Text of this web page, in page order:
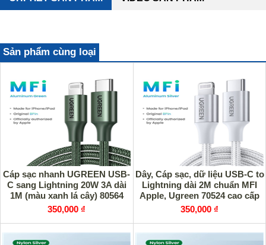
Sản phẩm cùng loại
Cáp sạc nhanh UGREEN USB-
C sang Lightning 20W 3A dài
1M (màu xanh lá cây) 80564
350,000 ₫
Dây, Cáp sạc, dữ liệu USB-C to
Lightning dài 2M chuẩn MFI
Apple, Ugreen 70524 cao cấp
350,000 ₫